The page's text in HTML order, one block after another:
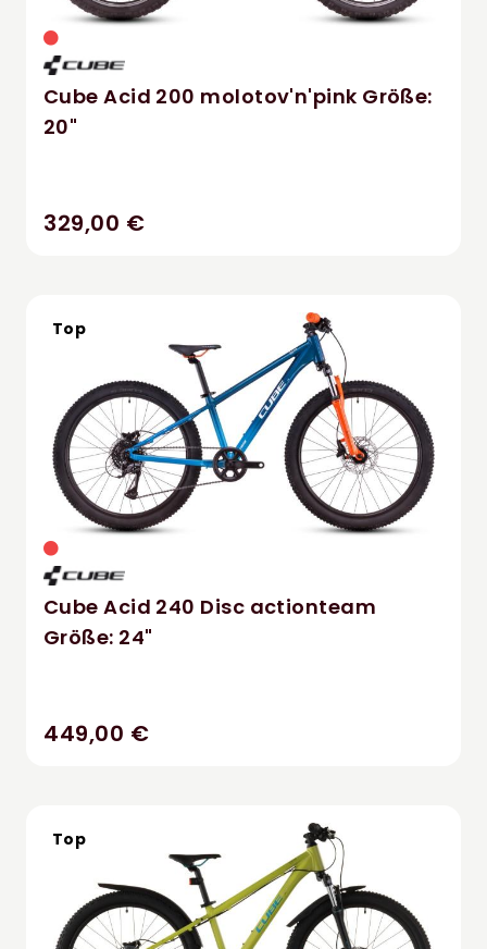
Cube Acid 200 molotov'n'pink Größe:
20"
329,00 €
Top
Cube Acid 240 Disc actionteam
Größe: 24"
449,00 €
Top